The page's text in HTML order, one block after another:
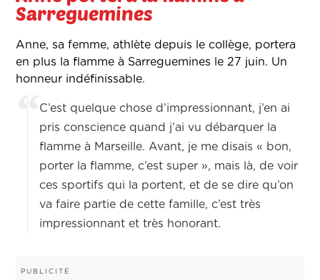
Sarreguemines
Anne, sa femme, athlète depuis le collège, portera
en plus la flamme à Sarreguemines le 27 juin. Un
honneur indéfinissable.
C’est quelque chose d’impressionnant, j’en ai
pris conscience quand j’ai vu débarquer la
flamme à Marseille. Avant, je me disais « bon,
porter la flamme, c’est super », mais là, de voir
ces sportifs qui la portent, et de se dire qu’on
va faire partie de cette famille, c’est très
impressionnant et très honorant.